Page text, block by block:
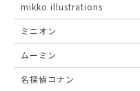
mikko illustrations
ミニオン
ムーミン
名探偵コナン